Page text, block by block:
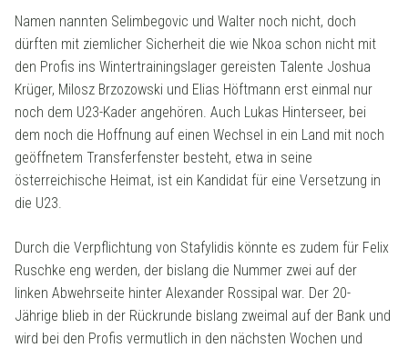
Namen nannten Selimbegovic und Walter noch nicht, doch
dürften mit ziemlicher Sicherheit die wie Nkoa schon nicht mit
den Profis ins Wintertrainingslager gereisten Talente Joshua
Krüger, Milosz Brzozowski und Elias Höftmann erst einmal nur
noch dem U23-Kader angehören. Auch Lukas Hinterseer, bei
dem noch die Hoffnung auf einen Wechsel in ein Land mit noch
geöffnetem Transferfenster besteht, etwa in seine
österreichische Heimat, ist ein Kandidat für eine Versetzung in
die U23.
Durch die Verpflichtung von Stafylidis könnte es zudem für Felix
Ruschke eng werden, der bislang die Nummer zwei auf der
linken Abwehrseite hinter Alexander Rossipal war. Der 20-
Jährige blieb in der Rückrunde bislang zweimal auf der Bank und
wird bei den Profis vermutlich in den nächsten Wochen und